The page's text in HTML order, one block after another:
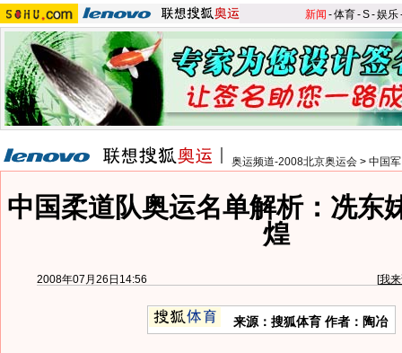
新闻 -体育-S-娱乐
奥运频道-2008北京奥运会 > 中国
中国柔道队奥运名单解析：冼东
煌
2008年07月26日14:56 [我
来源：搜狐体育 作者：陶冶